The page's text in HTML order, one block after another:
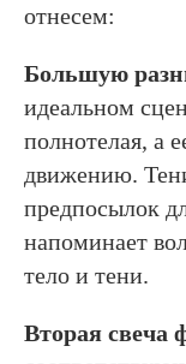
отнесем:
Большую
идеальном
полнотелая, а
движению.
предпосылок
напоминает
тело и тени.
Вторая свеча